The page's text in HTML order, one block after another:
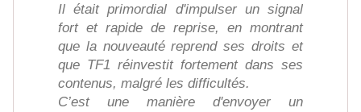
Il était primordial d'impulser un signal
fort et rapide de reprise, en montrant
que la nouveauté reprend ses droits et
que TF1 réinvestit fortement dans ses
contenus, malgré les difficultés.
C’est une manière d'envoyer un